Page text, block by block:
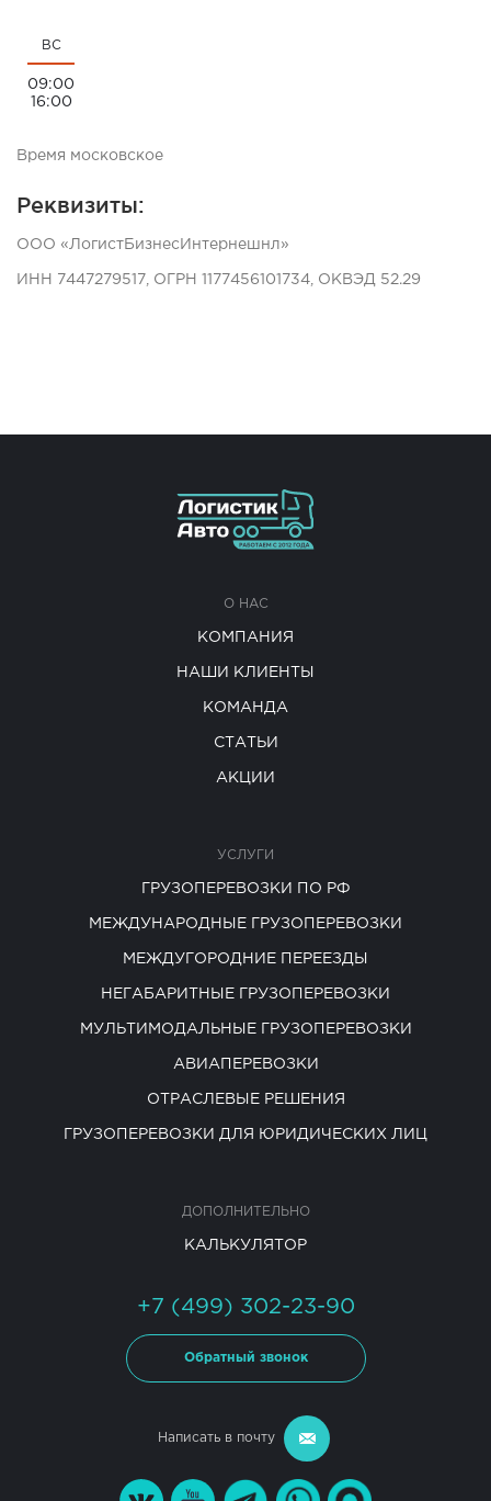
ВС
09:00
16:00
Время московское
Реквизиты:
ООО «ЛогистБизнесИнтернешнл»
ИНН 7447279517, ОГРН 1177456101734, ОКВЭД 52.29
О НАС
КОМПАНИЯ
НАШИ КЛИЕНТЫ
КОМАНДА
СТАТЬИ
АКЦИИ
УСЛУГИ
ГРУЗОПЕРЕВОЗКИ ПО РФ
МЕЖДУНАРОДНЫЕ ГРУЗОПЕРЕВОЗКИ
МЕЖДУГОРОДНИЕ ПЕРЕЕЗДЫ
НЕГАБАРИТНЫЕ ГРУЗОПЕРЕВОЗКИ
МУЛЬТИМОДАЛЬНЫЕ ГРУЗОПЕРЕВОЗКИ
АВИАПЕРЕВОЗКИ
ОТРАСЛЕВЫЕ РЕШЕНИЯ
ГРУЗОПЕРЕВОЗКИ ДЛЯ ЮРИДИЧЕСКИХ ЛИЦ
ДОПОЛНИТЕЛЬНО
КАЛЬКУЛЯТОР
+7 (499) 302-23-90
Обратный звонок
Написать в почту